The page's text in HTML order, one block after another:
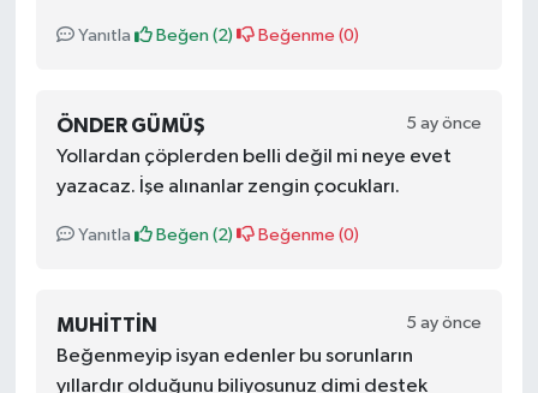
Yanıtla Beğen (2) Beğenme (0)
ÖNDER GÜMÜŞ 5 ay önce
Yollardan çöplerden belli değil mi neye evet
yazacaz. İşe alınanlar zengin çocukları.
Yanıtla Beğen (2) Beğenme (0)
MUHITTIN 5 ay önce
Beğenmeyip isyan edenler bu sorunların
yıllardır olduğunu biliyosunuz dimi destek